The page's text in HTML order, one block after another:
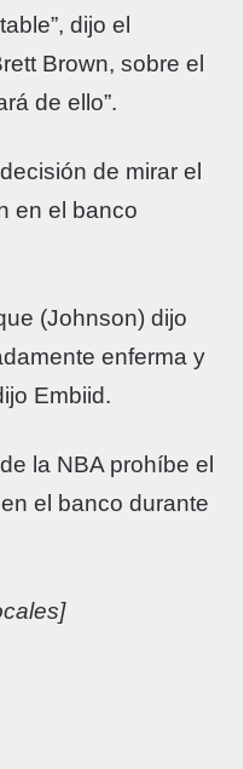
dijo el
Brown, sobre el
de ello”.
de mirar el
en el banco
(Johnson) dijo
enferma y
Embiid.
la NBA prohíbe el
el banco durante